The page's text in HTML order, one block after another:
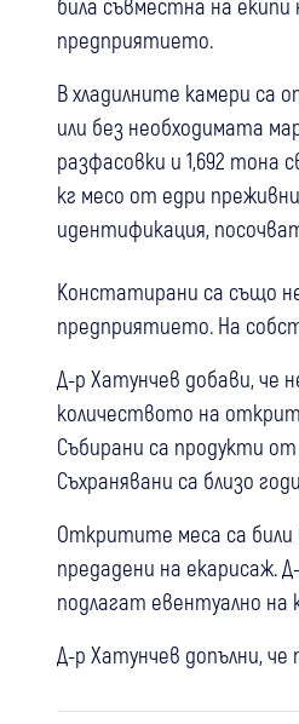
предприятието.
В хладилните камери са
или без необходимата
разфасовки и 1,692 тона
кг месо от едри
идентификация,
Констатирани са също
предприятието. На
Д-р Хатунчев добави, че
количеството на
Събирани са продукти
Съхранявани са близо
Откритите меса са били
предадени на екарисаж.
подлагат евентуално
Д-р Хатунчев допълни, че
Кюстендил 07 авг
Шарка по овце и